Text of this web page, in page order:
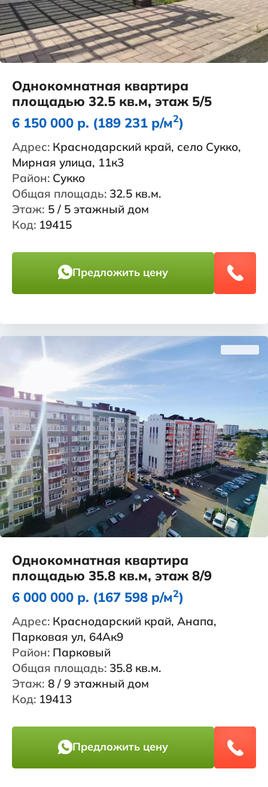
Однокомнатная квартира
площадью 32.5 кв.м, этаж 5/5
6 150 000 р. (189 231 р/м2)
Адрес: Краснодарский край, село Сукко,
Мирная улица, 11к3
Район: Сукко
Общая площадь: 32.5 кв.м.
Этаж: 5 / 5 этажный дом
Код: 19415
Предложить цену
Однокомнатная квартира
площадью 35.8 кв.м, этаж 8/9
6 000 000 р. (167 598 р/м2)
Адрес: Краснодарский край, Анапа,
Парковая ул, 64Ак9
Район: Парковый
Общая площадь: 35.8 кв.м.
Этаж: 8 / 9 этажный дом
Код: 19413
Предложить цену